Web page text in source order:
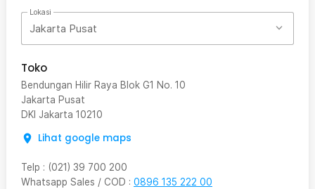
Lokasi
Jakarta Pusat
Toko
Bendungan Hilir Raya Blok G1 No. 10
Jakarta Pusat
DKI Jakarta 10210
Lihat google maps
Telp : (021) 39 700 200
Whatsapp Sales / COD : 0896 135 222 00